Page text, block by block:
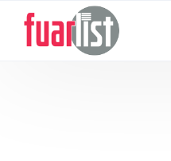
Skip to main content